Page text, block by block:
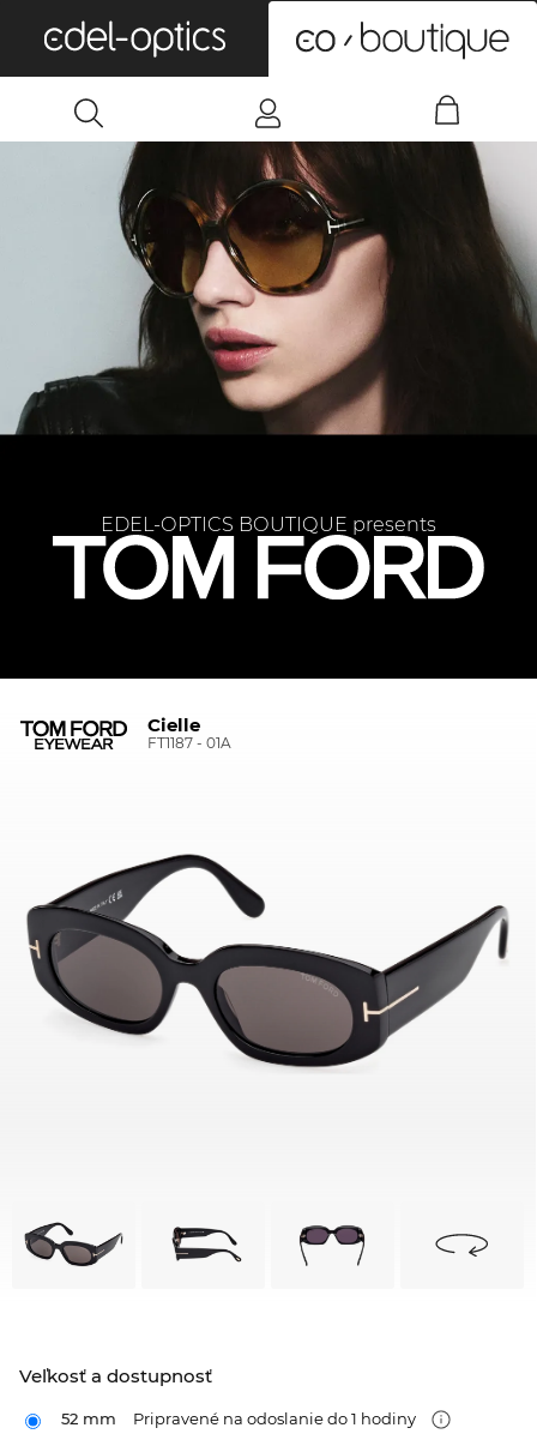
EDEL-OPTICS BOUTIQUE presents
Cielle
FT1187 - 01A
Veľkosť a dostupnosť
52 mm Pripravené na odoslanie do 1 hodiny